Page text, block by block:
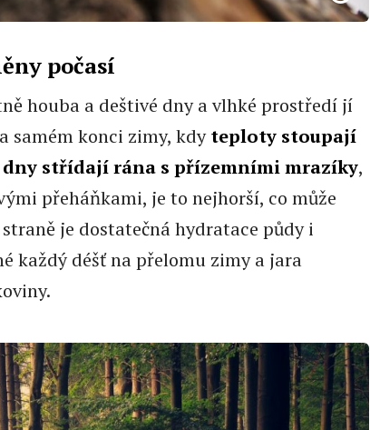
počasí
houba a deštivé dny a vlhké prostředí jí
samém konci zimy, kdyteploty stoupají
střídají rána s přízemními mrazíky,
přeháňkami, je to nejhorší, co může
je dostatečná hydratace půdy i
každý déšť na přelomu zimy a jara